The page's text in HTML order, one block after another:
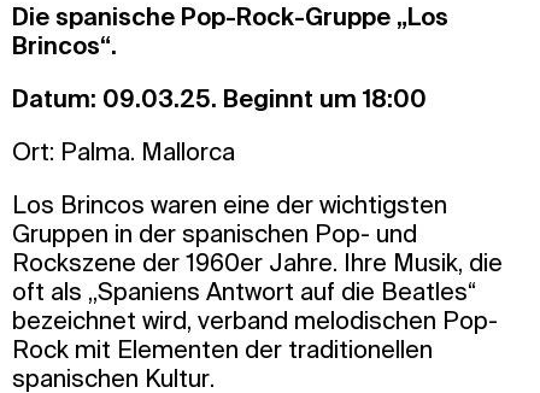
Die spanische Pop-Rock-Gruppe „Los
Brincos“.
Datum: 09.03.25. Beginnt um 18:00
Ort: Palma. Mallorca
Los Brincos waren eine der wichtigsten
Gruppen in der spanischen Pop- und
Rockszene der 1960er Jahre. Ihre Musik, die
oft als „Spaniens Antwort auf die Beatles“
bezeichnet wird, verband melodischen Pop-
Rock mit Elementen der traditionellen
spanischen Kultur.